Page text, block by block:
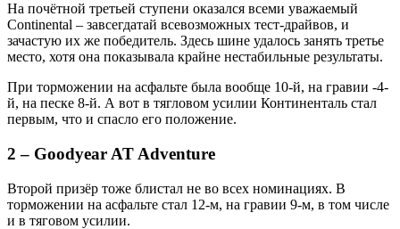
На почётной третьей ступени оказался всеми уважаемый
Continental – завсегдатай всевозможных тест-драйвов, и
зачастую их же победитель. Здесь шине удалось занять третье
место, хотя она показывала крайне нестабильные результаты.
При торможении на асфальте была вообще 10-й, на гравии -4-
й, на песке 8-й. А вот в тягловом усилии Континенталь стал
первым, что и спасло его положение.
2 – Goodyear AT Adventure
Второй призёр тоже блистал не во всех номинациях. В
торможении на асфальте стал 12-м, на гравии 9-м, в том числе
и в тяговом усилии.